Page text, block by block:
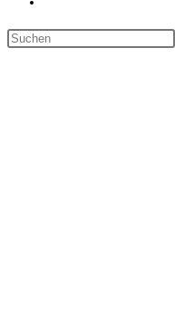
umschalten